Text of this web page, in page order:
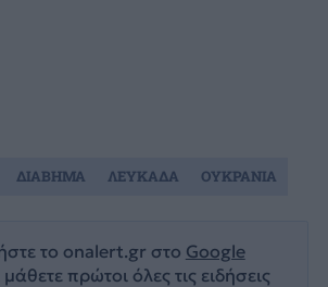
το onalert.gr στο Google
μάθετε πρώτοι όλες τις ειδήσεις
ΔΙΑΒΗΜΑ ΛΕΥΚΑΔΑ ΟΥΚΡΑΝΙΑ